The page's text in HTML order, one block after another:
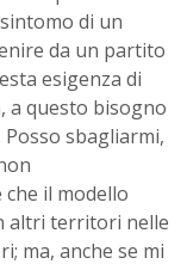
di un
da un partito
esigenza di
a questo bisogno
Posso sbagliarmi,
il modello
altri territori nelle
ma, anche se mi